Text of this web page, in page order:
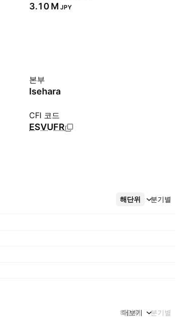
‪3.10 M‬ JPY
본부
Isehara
CFI 코드
ESVUFR
해단위 분기별
더보기
해단위 분기별
더보기